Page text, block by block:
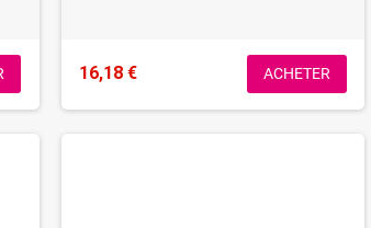
16,18 € ACHETER